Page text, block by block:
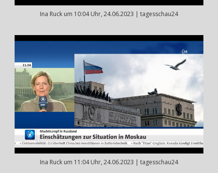
Ina Ruck um 10:04 Uhr, 24.06.2023 | tagesschau24
Ina Ruck um 11:04 Uhr, 24.06.2023 | tagesschau24